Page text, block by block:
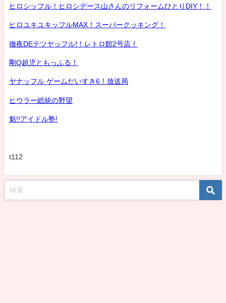
ヒロシッフル！ヒロシデース山さんのリフォームひとりDIY！！
ヒロユキユキッフルMAX！スーパークッキング！
徹夜DEテツヤッフル!！レトロ館2号店！
剛Q超児ともっふる！
ヤナッフル ゲームだいすき6！放送局
ヒウラー総統の野望
魁!!アイドル塾!
t112